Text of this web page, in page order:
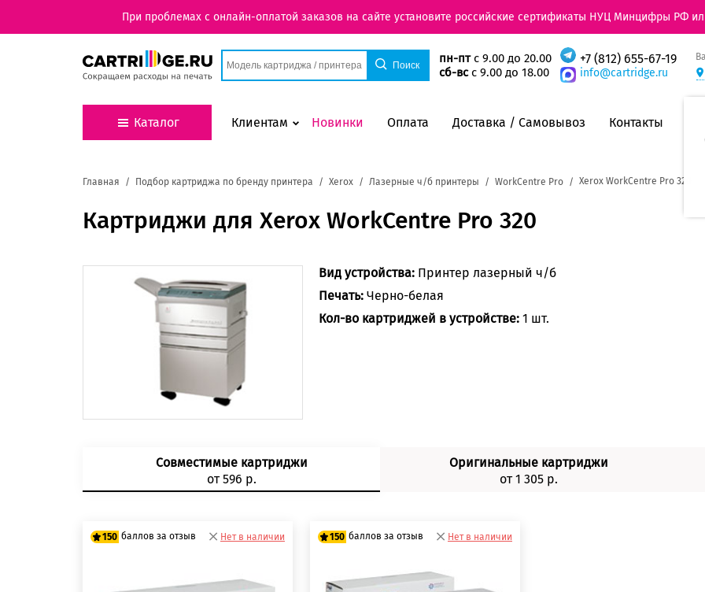
При проблемах с онлайн-оплатой заказов на сайте установите российские сертификаты НУЦ Минцифры РФ
пн-птс 9.00 до 20.00
сб-всс 9.00 до 18.00
+7 (812) 655-67-19
info@cartridge.ru
Каталог Клиентам Новинки Оплата Доставка / Самовывоз Контакты
Главная Подбор картриджа по бренду принтера Xerox Лазерные ч/б принтеры WorkCentre Pro Xerox WorkCentre Pro 320
Картриджи для Xerox WorkCentre Pro 320
Вид устройства: Принтер лазерный ч/б
Печать: Черно-белая
Кол-во картриджей в устройстве: 1 шт.
Совместимые картриджи
от 596 р.
Оригинальные картриджи
от 1 305 р.
150 баллов за отзыв Нет в наличии 150 баллов за отзыв
125 баллов
Нет в наличии